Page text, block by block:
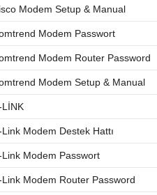
Modem Setup & Manual
Modem Passwort
Modem Router Password
Modem Setup & Manual
LİNK
Link Modem Destek Hattı
Link Modem Passwort
Link Modem Router Password